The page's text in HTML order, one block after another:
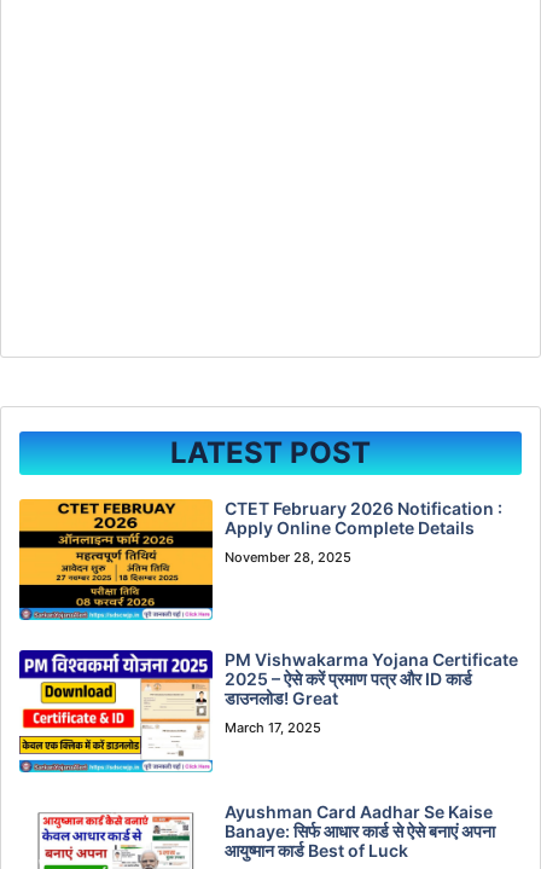
LATEST POST
CTET February 2026 Notification :
Apply Online Complete Details
November 28, 2025
PM Vishwakarma Yojana Certificate
2025 – ऐसे करें प्रमाण पत्र और ID कार्ड
डाउनलोड! Great
March 17, 2025
Ayushman Card Aadhar Se Kaise
Banaye: सिर्फ आधार कार्ड से ऐसे बनाएं अपना
आयुष्मान कार्ड Best of Luck